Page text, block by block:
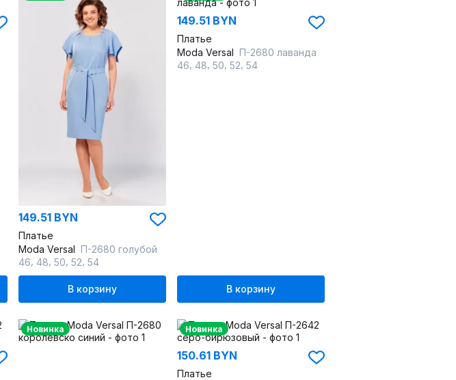
149.51 BYN
Платье
Moda Versal П-2680 голубой
46 48 50 52 54
В корзину
149.51 BYN
Платье
Moda Versal П-2680 лаванда
46 48 50 52 54
В корзину
Новинка Новинка
150.61 BYN
Платье